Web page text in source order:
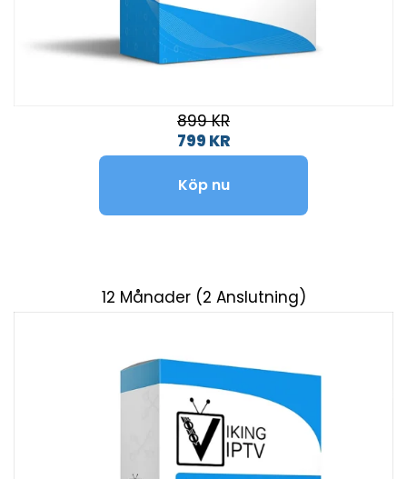
899 KR
799 KR
Köp nu
12 Månader (2 Anslutning)